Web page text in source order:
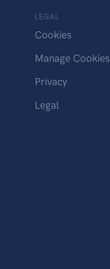
LEGAL
Cookies
Manage Cookies
Privacy
Legal